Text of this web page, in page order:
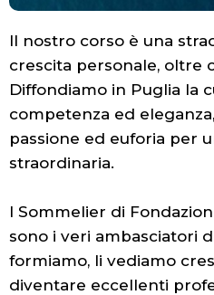
Il nostro corso è una
crescita personale, oltre
Diffondiamo in Puglia la
competenza ed
passione ed euforia per
straordinaria.
I Sommelier di
sono i veri ambasciatori
formiamo, li vediamo
diventare eccellenti